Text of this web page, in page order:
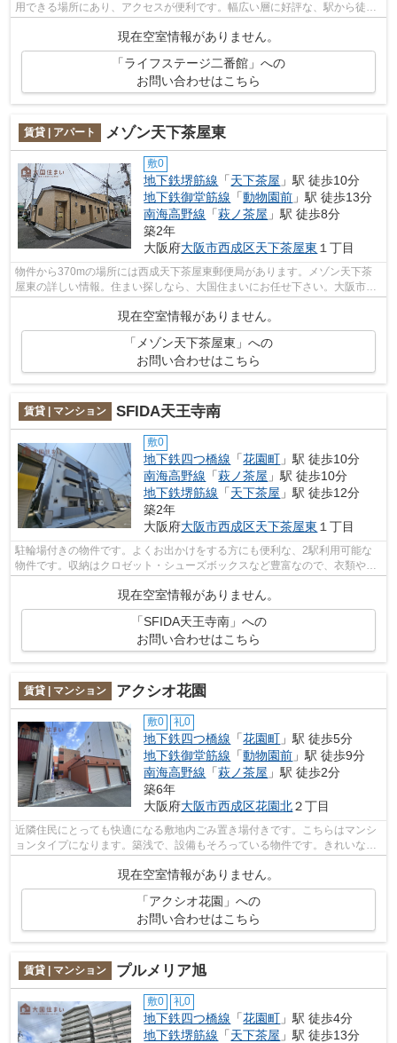
用できる場所にあり、アクセスが便利です。幅広い層に好評な、駅から徒歩
現在空室情報がありません。
「ライフステージ二番館」への
お問い合わせはこちら
賃貸 | アパート メゾン天下茶屋東
敷0
地下鉄堺筋線 「天下茶屋 」駅 徒歩10分
地下鉄御堂筋線 「動物園前 」駅 徒歩13分
南海高野線 「萩ノ茶屋 」駅 徒歩8分
築2年
大阪府大阪市西成区天下茶屋東 １丁目
物件から370mの場所には西成天下茶屋東郵便局があります。メゾン天下茶
屋東の詳しい情報。住まい探しなら、大国住まいにお任せ下さい。大阪市西
成区エリアにある地下鉄堺筋線天下茶屋...
現在空室情報がありません。
「メゾン天下茶屋東」への
お問い合わせはこちら
賃貸 | マンション SFIDA天王寺南
敷0
地下鉄四つ橋線 「花園町 」駅 徒歩10分
南海高野線 「萩ノ茶屋 」駅 徒歩10分
地下鉄堺筋線 「天下茶屋 」駅 徒歩12分
築2年
大阪府大阪市西成区天下茶屋東 １丁目
駐輪場付きの物件です。よくお出かけをする方にも便利な、2駅利用可能な
物件です。収納はクロゼット・シューズボックスなど豊富なので、衣類や履
現在空室情報がありません。
「SFIDA天王寺南」への
お問い合わせはこちら
賃貸 | マンション アクシオ花園
敷0 礼0
地下鉄四つ橋線 「花園町 」駅 徒歩5分
地下鉄御堂筋線 「動物園前 」駅 徒歩9分
南海高野線 「萩ノ茶屋 」駅 徒歩2分
築6年
大阪府大阪市西成区花園北２丁目
近隣住民にとっても快適になる敷地内ごみ置き場付きです。こちらはマンシ
ョンタイプになります。築浅で、設備もそろっている物件です。きれいな物
件で気持ちもフレッシュ。気になるイ...
現在空室情報がありません。
「アクシオ花園」への
お問い合わせはこちら
賃貸 | マンション プルメリア旭
敷0 礼0
地下鉄四つ橋線 「花園町 」駅 徒歩4分
地下鉄堺筋線 「天下茶屋 」駅 徒歩13分